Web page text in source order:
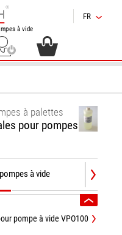
à vide
FR
à palettes
pour pompes
à vide Huiles
pompe à vide VPO100